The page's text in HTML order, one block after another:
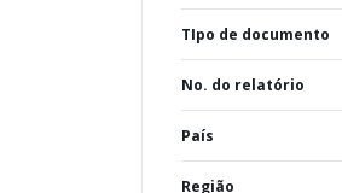
TIpo de documento
No. do relatório
País
Região